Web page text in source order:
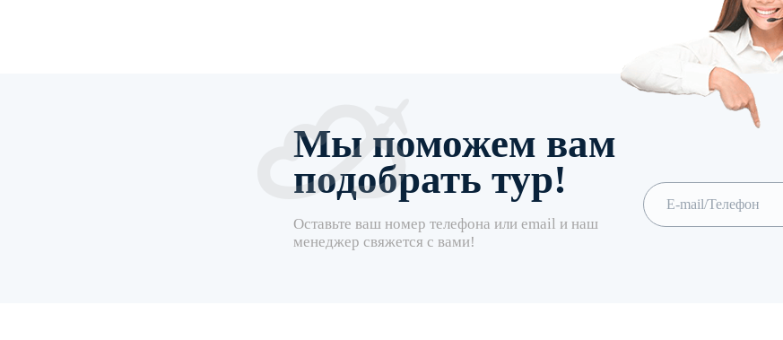
Мы поможем вам
подобрать тур!
Оставьте ваш номер телефона или email и наш
менеджер свяжется с вами!